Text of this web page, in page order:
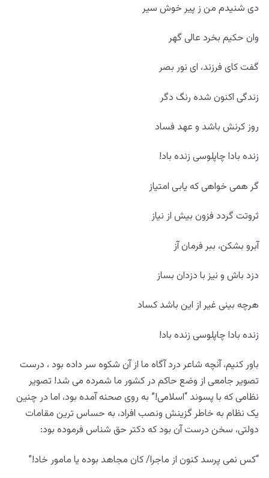
دی شنیدم من ز پیر خوش سیر
وان حکیم بخرد عالی گهر
گفت کای فرزند، ای نور بصر
زندگی اکنون شده رنگ دگر
روز کرنش باشد و عهد فساد
زنده بادا چاپلوسی زنده باد!
گر همی خواهی که یابی امتیاز
ثروتت گردد فزون بیش از نیاز
آبرو بشکن، ببر فرمان آز
دزد باش و نیز با دزدان بساز
هرچه بینی غیر از این باشد کساد
زنده بادا چاپلوسی زنده باد!
باور کنیم، آنچه شاعر درد آگاه ما از آن شکوه سر داده بود ، درست
تصویر جامعی از وضع حاکم در کشور ما شمرده می شد! تصویر
نظامی که با پسوند “اسلامی!” به روی صحنه آمده بود، اما در چنین
یک نظام به خاطر گزینش ونصب افراد، به حساس ترین مقامات
دولتی، سخن درست آن بود که دکتر حق شناس فرموده بود:
“کس نمی پرسد کنون از ماجرا/ کان مجاهد بوده یا مامور خاد!”